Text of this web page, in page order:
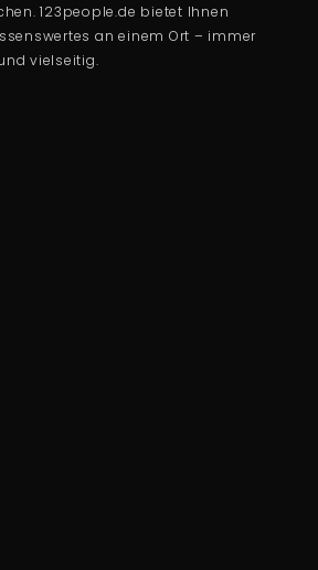
123people.de bietet Ihnen
an einem Ort – immer
vielseitig.